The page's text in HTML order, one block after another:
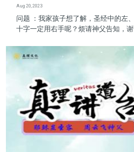
Aug 20, 2023
问题 ：我家孩子想了解，圣经中的左
十字一定用右手呢？烦请神父告知，谢